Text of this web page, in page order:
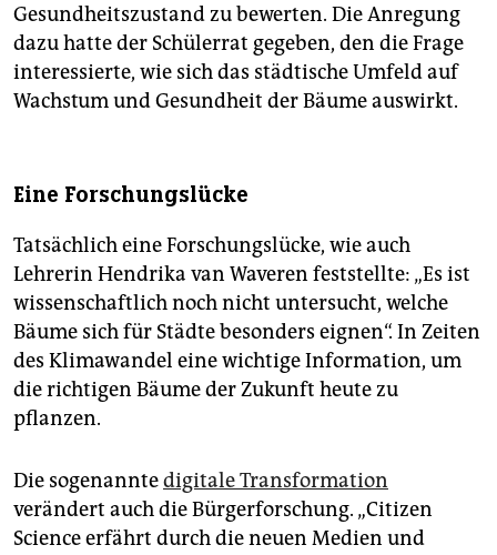
Gesundheitszustand zu bewerten. Die Anregung
dazu hatte der Schülerrat gegeben, den die Frage
interessierte, wie sich das städtische Umfeld auf
Wachstum und Gesundheit der Bäume auswirkt.
Eine Forschungslücke
Tatsächlich eine Forschungslücke, wie auch
Lehrerin Hendrika van Waveren feststellte: „Es ist
wissenschaftlich noch nicht untersucht, welche
Bäume sich für Städte besonders eignen“. In Zeiten
des Klimawandel eine wichtige Information, um
die richtigen Bäume der Zukunft heute zu
pflanzen.
Die sogenanntedigitale Transformation
verändert auch die Bürgerforschung. „Citizen
Science erfährt durch die neuen Medien und